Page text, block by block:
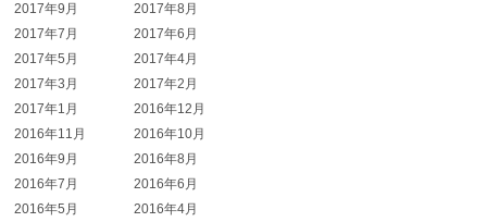
2017年9月
2017年8月
2017年7月
2017年6月
2017年5月
2017年4月
2017年3月
2017年2月
2017年1月
2016年12月
2016年11月
2016年10月
2016年9月
2016年8月
2016年7月
2016年6月
2016年5月
2016年4月